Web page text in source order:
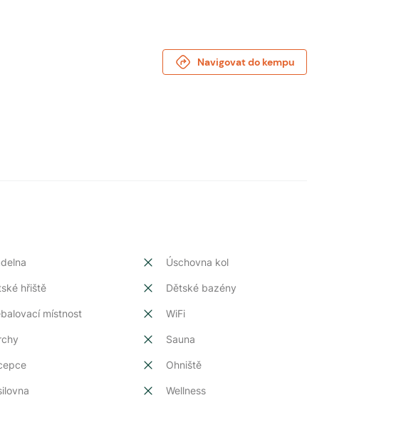
Navigovat do kempu
Úschovna kol
hřiště Dětské bazény
místnost WiFi
Sauna
Ohniště
Wellness